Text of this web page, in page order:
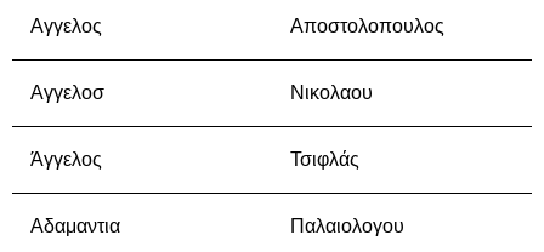
Αγγελος Αποστολοπουλος
Αγγελοσ Νικολαου
Άγγελος Τσιφλάς
Αδαμαντια Παλαιολογου